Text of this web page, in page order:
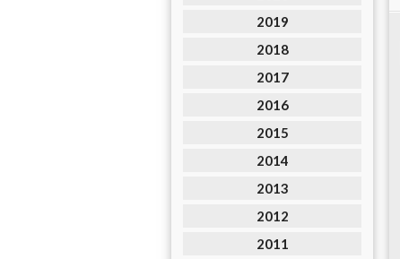
2019
2018
2017
2016
2015
2014
2013
2012
2011